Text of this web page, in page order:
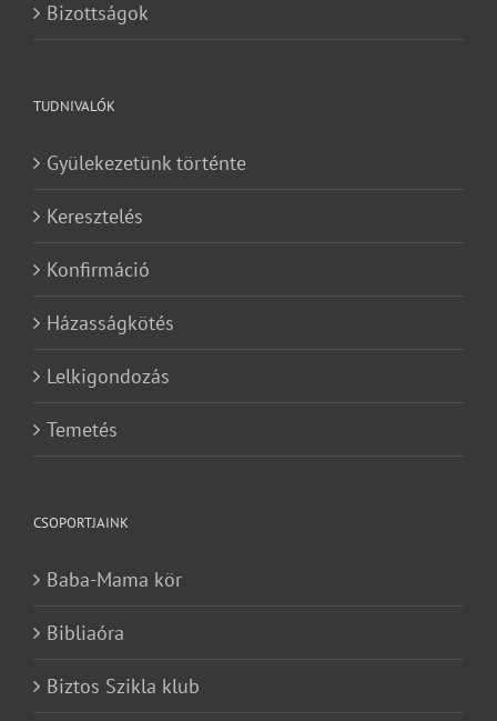
Bizottságok
TUDNIVALÓK
Gyülekezetünk történte
Keresztelés
Konfirmáció
Házasságkötés
Lelkigondozás
Temetés
CSOPORTJAINK
Baba-Mama kör
Bibliaóra
Biztos Szikla klub